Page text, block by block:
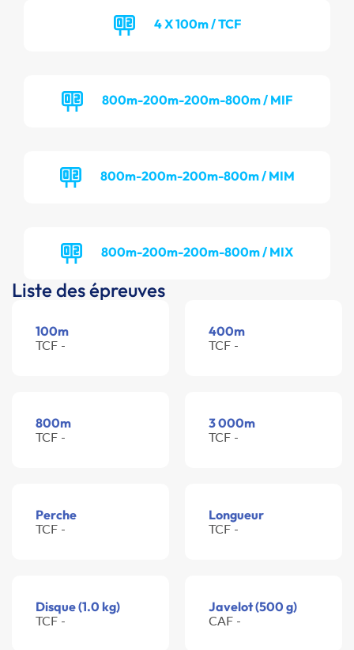
4 X 100m / TCF
800m-200m-200m-800m / MIF
800m-200m-200m-800m / MIM
800m-200m-200m-800m / MIX
Liste des épreuves
100m
TCF -
400m
TCF -
800m
TCF -
3 000m
TCF -
Perche
TCF -
Longueur
TCF -
Disque (1.0 kg)
TCF -
Javelot (500 g)
CAF -